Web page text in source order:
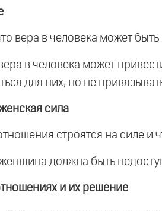
вера в человека может
в человека может
для них, но не
сила
строятся на силе
должна быть
и их решение